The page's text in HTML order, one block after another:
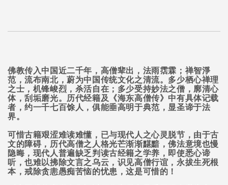
佛教传入中国近二千年，高僧辈出，法雨霑霖；禅智淨
范，流布南北，蔚为中国传统文化之清流。多少栖心禅理
之士，机锋峻烈，杀活自在；多少受持妙法之僧，廓清心
体，刮垢磨光。历代经籍及《海东高僧传》中有具体记载
者，约一千七百馀人，俱能垂高明于典范，显圣谛于法
界。
可惜古籍艰涩难读难懂，已与现代人之心灵脱节，由于古
文的障碍，历代高僧之人格光芒渐渐黮黯，佛法意境也慢
隐晦，现代人普遍缺乏判读古经籍之学养，即使悉心谛
听，也难以拂除文言之乌云，识见高僧行谊，永拔生死根
本，戒除贪恚愚痴苦恼的忧患，这是可惜的！